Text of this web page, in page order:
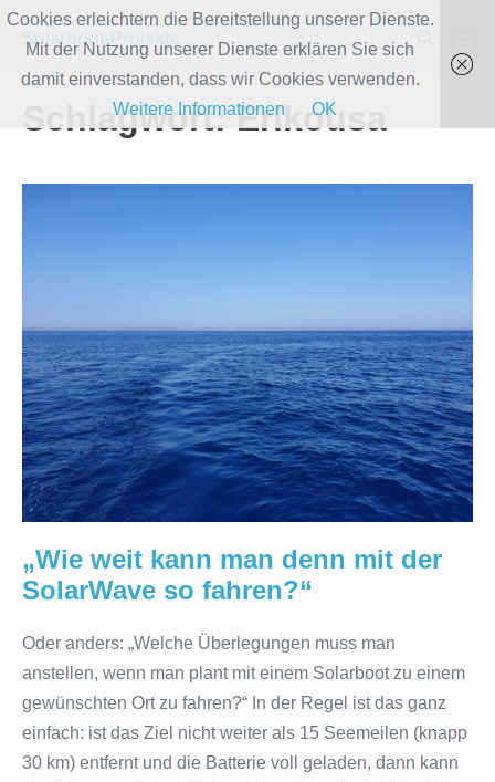
Zum
Inhalt
springen
Solarboot-Projekte
Schalter
Schlagwort:Erikousa
mit
der
SolarWave
so
fahren?“
„Wie weit kann man denn mit der
SolarWave so fahren?“
Oder anders: „Welche Überlegungen muss man
anstellen, wenn man plant mit einem Solarboot zu einem
gewünschten Ort zu fahren?“ In der Regel ist das ganz
einfach: ist das Ziel nicht weiter als 15 Seemeilen (knapp
30 km) entfernt und die Batterie voll geladen, dann kann
Cookies erleichtern die Bereitstellung unserer Dienste.
Mit der Nutzung unserer Dienste erklären Sie sich
damit einverstanden, dass wir Cookies verwenden.
Weitere Informationen
OK